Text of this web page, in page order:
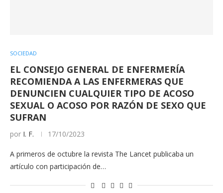
SOCIEDAD
EL CONSEJO GENERAL DE ENFERMERÍA
RECOMIENDA A LAS ENFERMERAS QUE
DENUNCIEN CUALQUIER TIPO DE ACOSO
SEXUAL O ACOSO POR RAZÓN DE SEXO QUE
SUFRAN
por I. F. 17/10/2023
A primeros de octubre la revista The Lancet publicaba un
artículo con participación de…